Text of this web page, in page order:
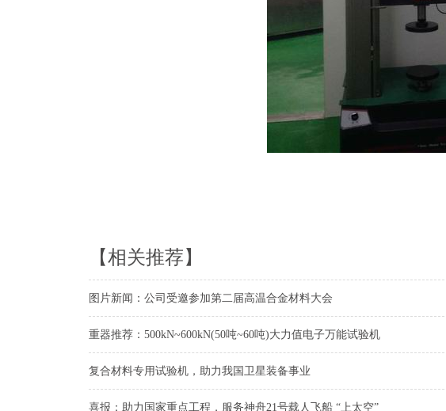
【相关推荐】
图片新闻：公司受邀参加第二届高温合金材料大会
重器推荐：500kN~600kN(50吨~60吨)大力值电子万能试验机
复合材料专用试验机，助力我国卫星装备事业
喜报：助力国家重点工程，服务神舟21号载人飞船 “上太空”